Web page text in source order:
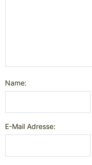
Name:
E-Mail Adresse: